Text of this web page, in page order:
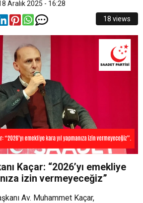
sonuçları açıklandı.
Rekor Artış.
Otoparkı Kartlı Sisteme
303 proje kalkınmanın
Aralık 2025 - 16:28
18 views
Kaçar: “2026’yı emekliye
izin vermeyeceğiz”
Av. Muhammet Kaçar,